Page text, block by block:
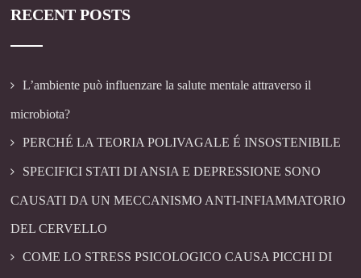
RECENT POSTS
L’ambiente può influenzare la salute mentale attraverso il
microbiota?
PERCHÉ LA TEORIA POLIVAGALE É INSOSTENIBILE
SPECIFICI STATI DI ANSIA E DEPRESSIONE SONO
CAUSATI DA UN MECCANISMO ANTI-INFIAMMATORIO
DEL CERVELLO
COME LO STRESS PSICOLOGICO CAUSA PICCHI DI